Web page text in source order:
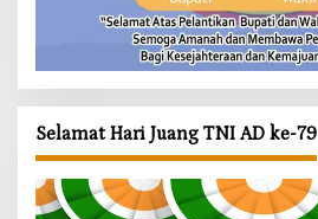
Selamat Hari Juang TNI AD ke-79